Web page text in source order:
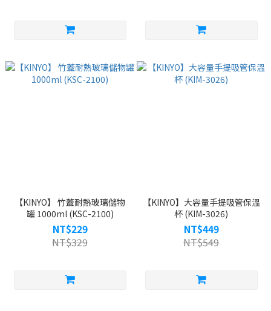
【KINYO】 竹蓋耐熱玻璃儲物
罐 1000ml (KSC-2100)
NT$229
NT$329
【KINYO】大容量手提吸管保溫
杯 (KIM-3026)
NT$449
NT$549